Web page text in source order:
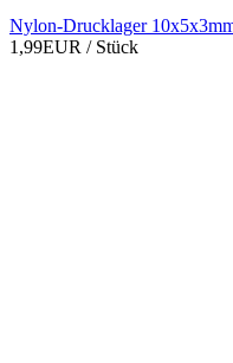
Nylon-Drucklager
1,99EUR / Stück